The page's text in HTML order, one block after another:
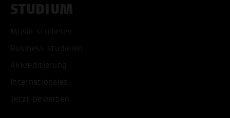
STUDIUM
Musik studieren
Business studieren
Akkreditierung
Internationales
Jetzt bewerben